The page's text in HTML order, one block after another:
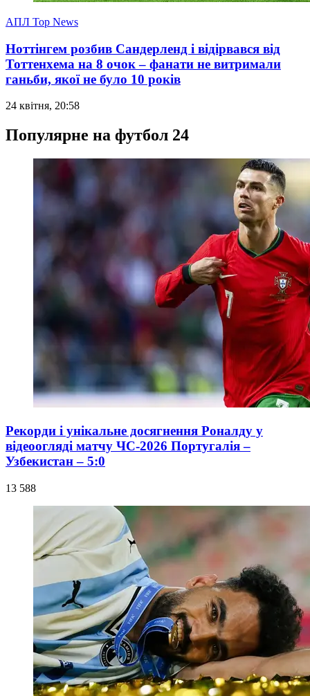
АПЛ Top News
Ноттінгем розбив Сандерленд і відірвався від
Тоттенхема на 8 очок – фанати не витримали
ганьби, якої не було 10 років
24 квітня, 20:58
Популярне на футбол 24
Рекорди і унікальне досягнення Роналду у
відеоогляді матчу ЧС-2026 Португалія –
Узбекистан – 5:0
13 588